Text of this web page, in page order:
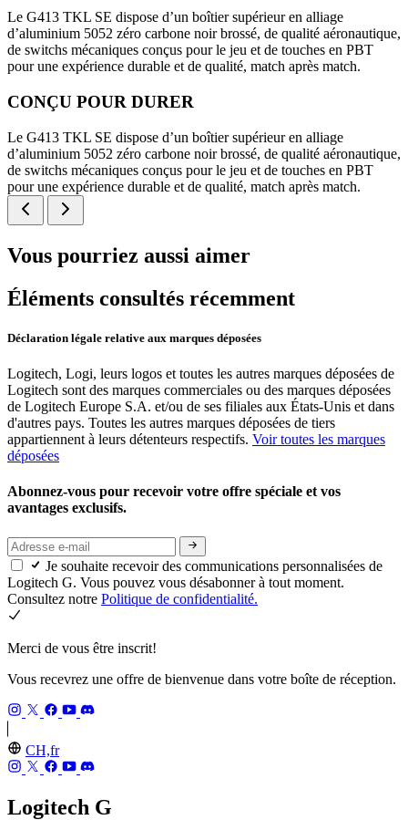
Le G413 TKL SE dispose d’un boîtier supérieur en alliage
d’aluminium 5052 zéro carbone noir brossé, de qualité aéronautique,
de switchs mécaniques conçus pour le jeu et de touches en PBT
pour une expérience durable et de qualité, match après match.
CONÇU POUR DURER
Le G413 TKL SE dispose d’un boîtier supérieur en alliage
d’aluminium 5052 zéro carbone noir brossé, de qualité aéronautique,
de switchs mécaniques conçus pour le jeu et de touches en PBT
pour une expérience durable et de qualité, match après match.
Vous pourriez aussi aimer
Éléments consultés récemment
Déclaration légale relative aux marques déposées
Logitech, Logi, leurs logos et toutes les autres marques déposées de
Logitech sont des marques commerciales ou des marques déposées
de Logitech Europe S.A. et/ou de ses filiales aux États-Unis et dans
d'autres pays. Toutes les autres marques déposées de tiers
appartiennent à leurs détenteurs respectifs. Voir toutes les marques
déposées
Abonnez-vous pour recevoir votre offre spéciale et vos
avantages exclusifs.
Je souhaite recevoir des communications personnalisées de
Logitech G. Vous pouvez vous désabonner à tout moment.
Consultez notre Politique de confidentialité.
Merci de vous être inscrit!
Vous recevrez une offre de bienvenue dans votre boîte de réception.
CH,fr
Logitech G